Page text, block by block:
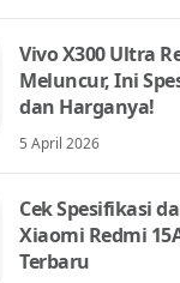
Vivo X300 Ultra
Meluncur, Ini
dan Harganya!
5 April 2026
Cek Spesifikasi
Xiaomi Redmi
Terbaru